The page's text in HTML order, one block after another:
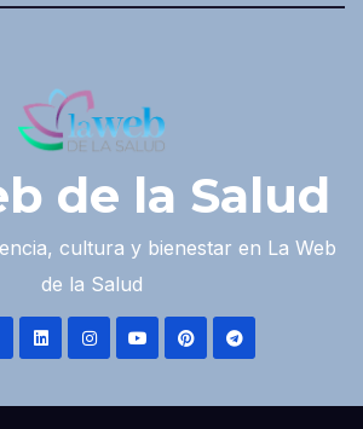
de la Salud
cultura y bienestar en La Web
de la Salud